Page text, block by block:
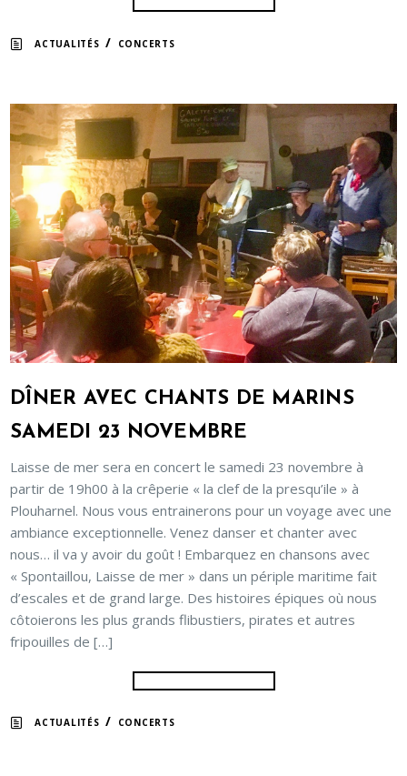
ACTUALITÉS / CONCERTS
DÎNER AVEC CHANTS DE MARINS
SAMEDI 23 NOVEMBRE
Laisse de mer sera en concert le samedi 23 novembre à
partir de 19h00 à la crêperie « la clef de la presqu’ile » à
Plouharnel. Nous vous entrainerons pour un voyage avec une
ambiance exceptionnelle. Venez danser et chanter avec
nous… il va y avoir du goût ! Embarquez en chansons avec
« Spontaillou, Laisse de mer » dans un périple maritime fait
d’escales et de grand large. Des histoires épiques où nous
côtoierons les plus grands flibustiers, pirates et autres
fripouilles de […]
ACTUALITÉS / CONCERTS